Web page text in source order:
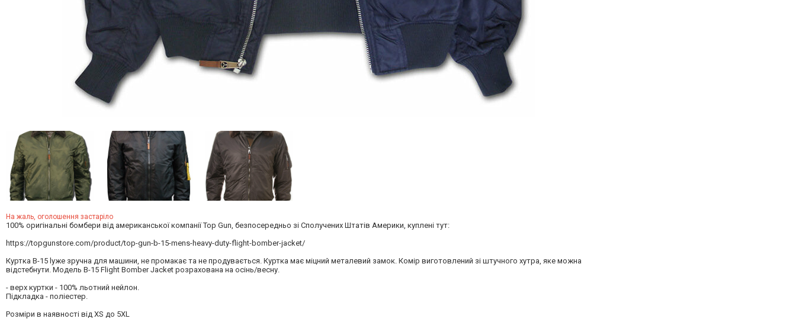
На жаль, оголошення застаріло
100% оригінальні бомбери від американської компанії Top Gun, безпосередньо зі Сполучених Штатів Америки, куплені тут:
https://topgunstore.com/product/top-gun-b-15-mens-heavy-duty-flight-bomber-jacket/
Куртка B-15 lуже зручна для машини, не промакає та не продувається. Куртка має міцний металевий замок. Комір виготовлений зі штучного хутра, яке можна
відстебнути. Модель B-15 Flight Bomber Jacket розрахована на осінь/весну.
- верх куртки - 100% льотний нейлон.
Підкладка - поліестер.
Розміри в наявності від XS до 5XL